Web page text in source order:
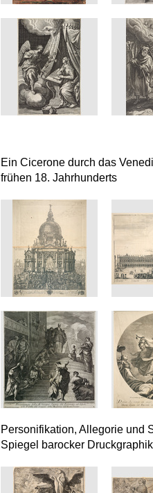
Ein Cicerone durch das
frühen 18. Jahrhunderts
Personifikation, Allegorie und
Spiegel barocker Druckgraphik